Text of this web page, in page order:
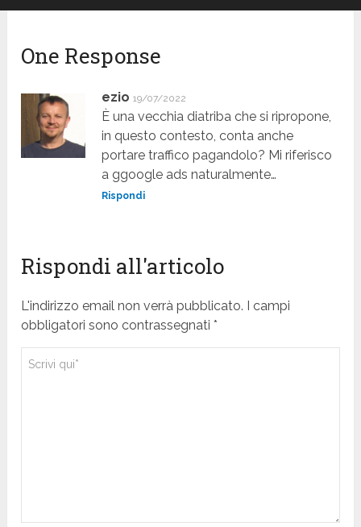
One Response
ezio 19/07/2022
È una vecchia diatriba che si ripropone,
in questo contesto, conta anche
portare traffico pagandolo? Mi riferisco
a ggoogle ads naturalmente…
Rispondi
Rispondi all'articolo
L'indirizzo email non verrà pubblicato. I campi
obbligatori sono contrassegnati *